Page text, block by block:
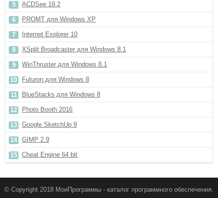
ACDSee 19.2
PROMT для Windows XP
Internet Explorer 10
XSplit Broadcaster для Windows 8.1
WinThruster для Windows 8.1
Futuron для Windows 8
BlueStacks для Windows 8
Photo Booth 2016
Google SketchUp 9
GIMP 2.9
Cheat Engine 64 bit
© Copyright 2018 МоиПрограммы - каталог программного обеспечения.